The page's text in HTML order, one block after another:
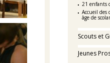
21 enfants
Accueil des
âge de
Scouts et
Jeunes